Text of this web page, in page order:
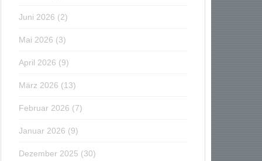
Juni 2026 (2)
Mai 2026 (3)
April 2026 (9)
März 2026 (13)
Februar 2026 (7)
Januar 2026 (9)
Dezember 2025 (30)